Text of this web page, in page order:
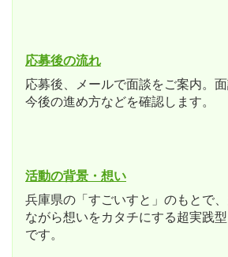
応募後の流れ
応募後、メールで面談をご案内。
今後の進め方などを確認します。
活動の背景・想い
兵庫県の「すごいすと」のもとで
ながら想いをカタチにする超実践
です。